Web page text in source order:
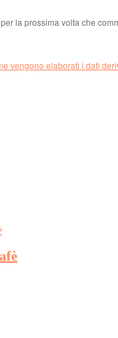
la prossima volta che
vengono elaborati i dati